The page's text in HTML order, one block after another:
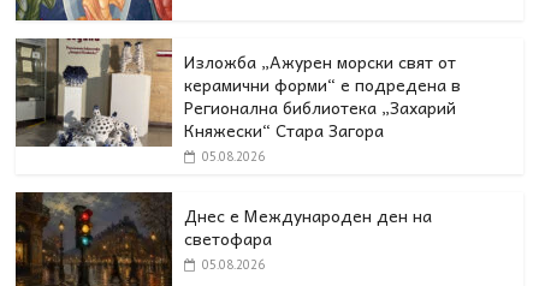
Изложба „Ажурен морски свят от
керамични форми“ е подредена в
Регионална библиотека „Захарий
Княжески“ Стара Загора
05.08.2026
Днес e Международен ден на
светофара
05.08.2026